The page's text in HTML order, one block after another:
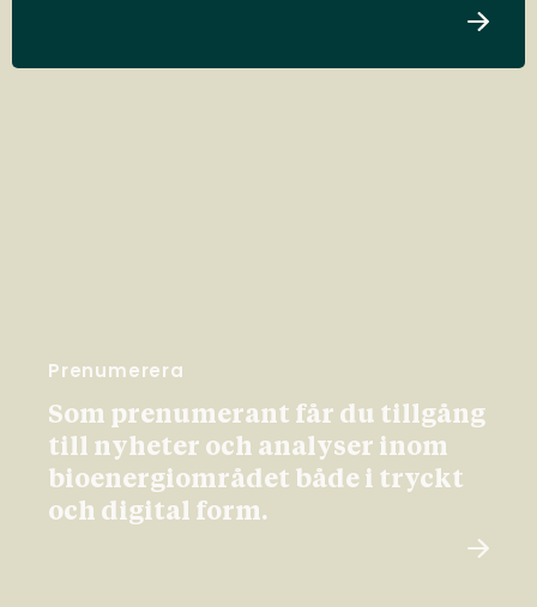
Prenumerera
Som prenumerant får du tillgång
till nyheter och analyser inom
bioenergiområdet både i tryckt
och digital form.